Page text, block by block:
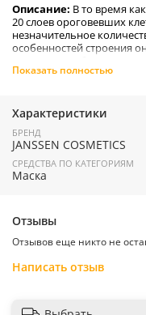
Описание: В то время
20 слоев ороговевших
незначительное
особенностей строения
появление трещинок и
регенерации кожи (в том
активно. Именно поэтому
восстанавливающими
вечером и остается на
пленку. Масло Shea, воск
смягчают нежную кожу
Хлопковое и льняное
паракресса (акмеллы
Показать полностью
Характеристики
БРЕНД
JANSSEN COSMETICS
СРЕДСТВА ПО КАТЕГОРИЯМ
Маска
Отзывы
Отзывов еще никто не
Написать отзыв